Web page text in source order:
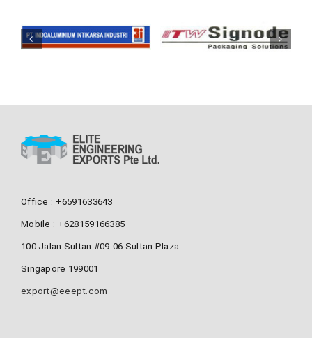
Office : +6591633643
Mobile : +628159166385
100 Jalan Sultan #09-06 Sultan Plaza
Singapore 199001
export@eeept.com